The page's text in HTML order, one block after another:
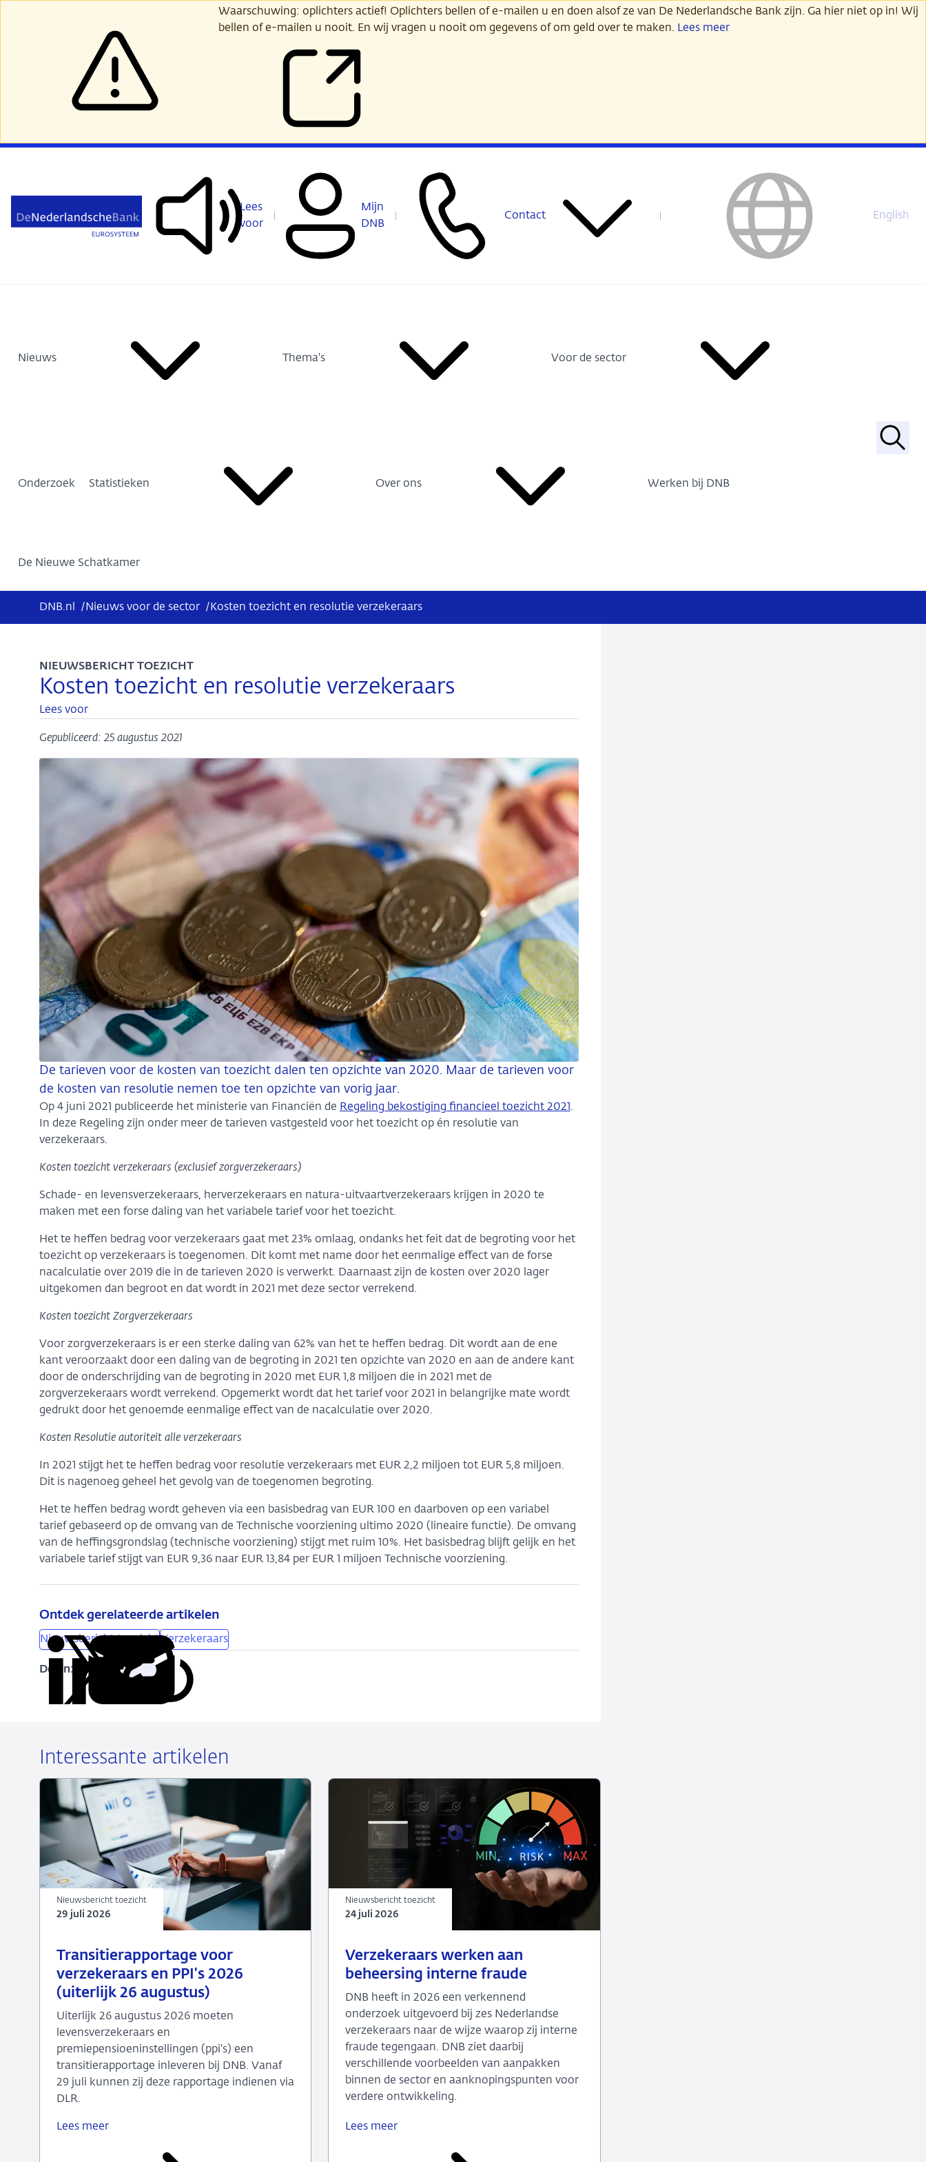
Waarschuwing: oplichters actief! Oplichters bellen of e-mailen u en doen alsof ze van De Nederlandsche Bank zijn. Ga hier niet op in! Wij
bellen of e-mailen u nooit. En wij vragen u nooit om gegevens of om geld over te maken. Lees meer
Lees
voor
Mijn
DNB
Contact English
Nieuws Thema's Voor de sector
Onderzoek Statistieken Over ons Werken bij DNB
De Nieuwe Schatkamer
Zoek
DNB.nl / Nieuws voor de sector / Kosten toezicht en resolutie verzekeraars
Kosten toezicht en resolutie verzekeraars
NIEUWSBERICHT TOEZICHT
Lees voor
Gepubliceerd: 25 augustus 2021
De tarieven voor de kosten van toezicht dalen ten opzichte van 2020. Maar de tarieven voor
de kosten van resolutie nemen toe ten opzichte van vorig jaar.
Op 4 juni 2021 publiceerde het ministerie van Financiën de Regeling bekostiging financieel toezicht 2021.
In deze Regeling zijn onder meer de tarieven vastgesteld voor het toezicht op én resolutie van
verzekeraars.
Kosten toezicht verzekeraars (exclusief zorgverzekeraars)
Schade- en levensverzekeraars, herverzekeraars en natura-uitvaartverzekeraars krijgen in 2020 te
maken met een forse daling van het variabele tarief voor het toezicht.
Het te heffen bedrag voor verzekeraars gaat met 23% omlaag, ondanks het feit dat de begroting voor het
toezicht op verzekeraars is toegenomen. Dit komt met name door het eenmalige effect van de forse
nacalculatie over 2019 die in de tarieven 2020 is verwerkt. Daarnaast zijn de kosten over 2020 lager
uitgekomen dan begroot en dat wordt in 2021 met deze sector verrekend.
Kosten toezicht Zorgverzekeraars
Voor zorgverzekeraars is er een sterke daling van 62% van het te heffen bedrag. Dit wordt aan de ene
kant veroorzaakt door een daling van de begroting in 2021 ten opzichte van 2020 en aan de andere kant
door de onderschrijding van de begroting in 2020 met EUR 1,8 miljoen die in 2021 met de
zorgverzekeraars wordt verrekend. Opgemerkt wordt dat het tarief voor 2021 in belangrijke mate wordt
gedrukt door het genoemde eenmalige effect van de nacalculatie over 2020.
Kosten Resolutie autoriteit alle verzekeraars
In 2021 stijgt het te heffen bedrag voor resolutie verzekeraars met EUR 2,2 miljoen tot EUR 5,8 miljoen.
Dit is nagenoeg geheel het gevolg van de toegenomen begroting.
Het te heffen bedrag wordt geheven via een basisbedrag van EUR 100 en daarboven op een variabel
tarief gebaseerd op de omvang van de Technische voorziening ultimo 2020 (lineaire functie). De omvang
van de heffingsgrondslag (technische voorziening) stijgt met ruim 10%. Het basisbedrag blijft gelijk en het
variabele tarief stijgt van EUR 9,36 naar EUR 13,84 per EUR 1 miljoen Technische voorziening.
Ontdek gerelateerde artikelen
Nieuwsbericht toezicht Verzekeraars
Delen:
Deel
via
DeelDeelKopieer
Interessante artikelen
Transitierapportage voor
verzekeraars en PPI's 2026
(uiterlijk 26 augustus)
29
2026
Nieuwsbericht
toezicht
Uiterlijk 26 augustus 2026 moeten
levensverzekeraars en
premiepensioeninstellingen (ppi's) een
transitierapportage inleveren bij DNB. Vanaf
29 juli kunnen zij deze rapportage indienen via
DLR.
Lees meerTransitierapportage
Nieuwsbericht toezicht
29 juli 2026
Verzekeraars werken aan
beheersing interne fraude
24
juli
Nieuwsbericht
toezicht
DNB heeft in 2026 een verkennend
onderzoek uitgevoerd bij zes Nederlandse
verzekeraars naar de wijze waarop zij interne
fraude tegengaan. DNB ziet daarbij
verschillende voorbeelden van aanpakken
binnen de sector en aanknopingspunten voor
verdere ontwikkeling.
Lees meer
Nieuwsbericht toezicht
24 juli 2026